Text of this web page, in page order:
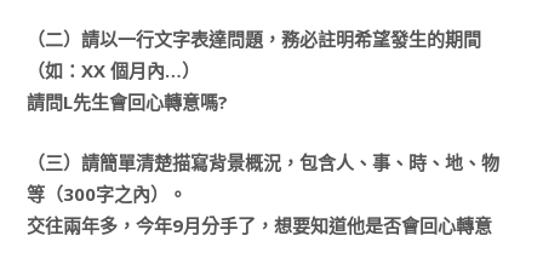
（二）請以一行文字表達問題，務必註明希望發生的期間
（如：XX 個月內…）
請問L先生會回心轉意嗎?
（三）請簡單清楚描寫背景概況，包含人、事、時、地、物
等（300字之內）。
交往兩年多，今年9月分手了，想要知道他是否會回心轉意